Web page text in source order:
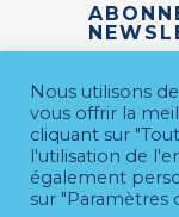
E-mail
Nous utilisons
vous offrir la
cliquant sur
l'utilisation de
également
sur "Paramètres